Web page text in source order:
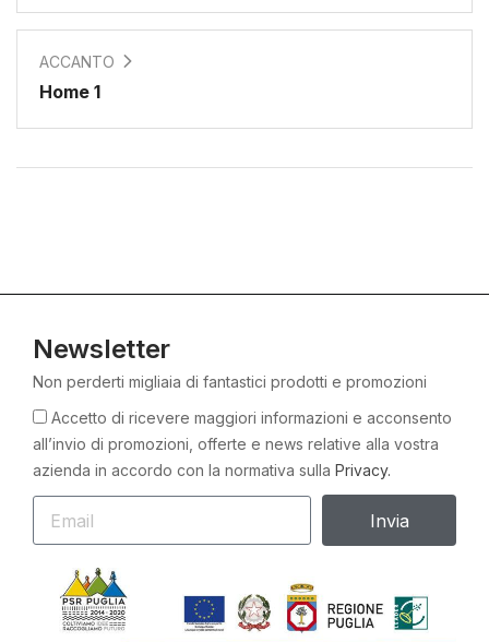
ACCANTO
Home 1
Newsletter
Non perderti migliaia di fantastici prodotti e promozioni
Accetto di ricevere maggiori informazioni e acconsento
all’invio di promozioni, offerte e news relative alla vostra
azienda in accordo con la normativa sulla Privacy.
Invia